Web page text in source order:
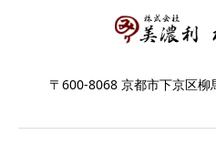
〒600-8068 京都市下京区